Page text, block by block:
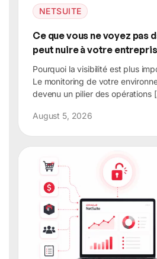
NETSUITE
Ce que vous ne voyez pas
peut nuire à votre
Pourquoi la visibilité est plus
Le monitoring de votre
devenu un pilier des opérations
August 5, 2026